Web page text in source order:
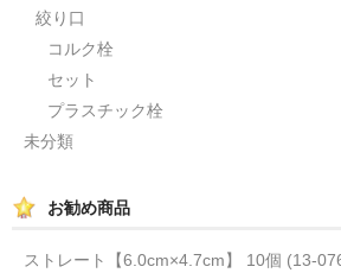
絞り口
コルク栓
セット
プラスチック栓
未分類
お勧め商品
ストレート【6.0cm×4.7cm】 10個 (13-